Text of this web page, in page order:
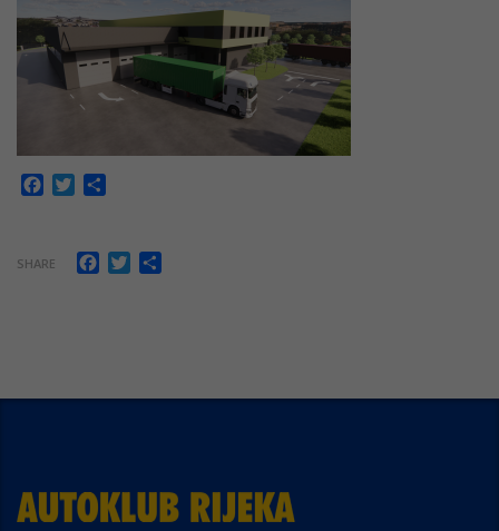
Facebook
Twitter
SHARE Facebook
Twitter